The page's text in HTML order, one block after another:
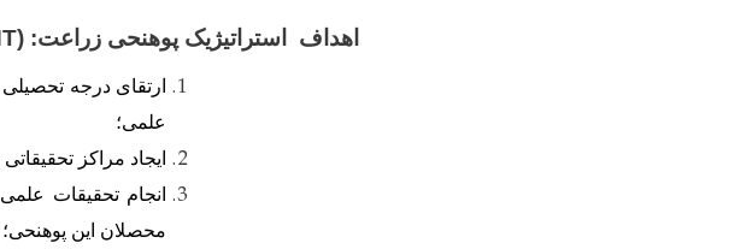
اهداف استراتیژیک پوهنحی زراعت:
ارتقای درجه تحصیلی
علمی؛
ایجاد مراکز
انجام تحقیقات
محصلان این پوهنحی؛